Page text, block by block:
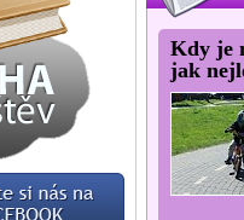
Kdy je
jak